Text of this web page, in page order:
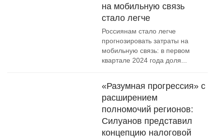
на мобильную связь
стало легче
Россиянам стало легче
прогнозировать затраты на
мобильную связь: в первом
квартале 2024 года доля...
«Разумная прогрессия» с
расширением
полномочий регионов:
Силуанов представил
концепцию налоговой